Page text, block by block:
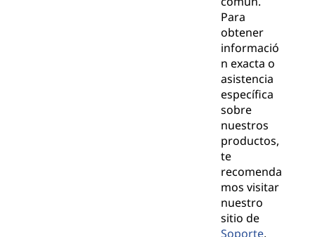
Para
obtener
informació
n exacta o
asistencia
específica
sobre
nuestros
productos,
te
recomenda
mos visitar
nuestro
sitio de
Soporte,